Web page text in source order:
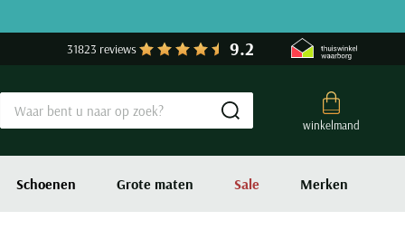
31823 reviews 9.2
winkelmand
Submit search
Schoenen Grote maten Sale Merken